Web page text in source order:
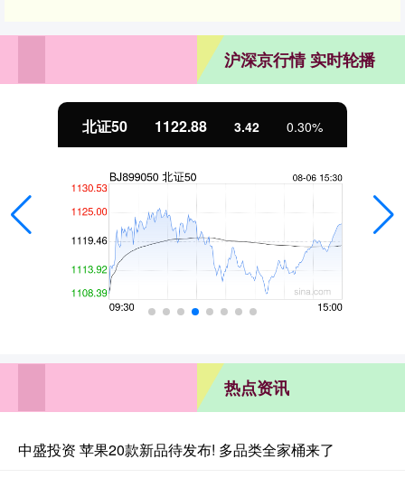
沪深京行情 实时轮播
北证50 1122.88 3.42 0.30%
热点资讯
中盛投资 苹果20款新品待发布! 多品类全家桶来了